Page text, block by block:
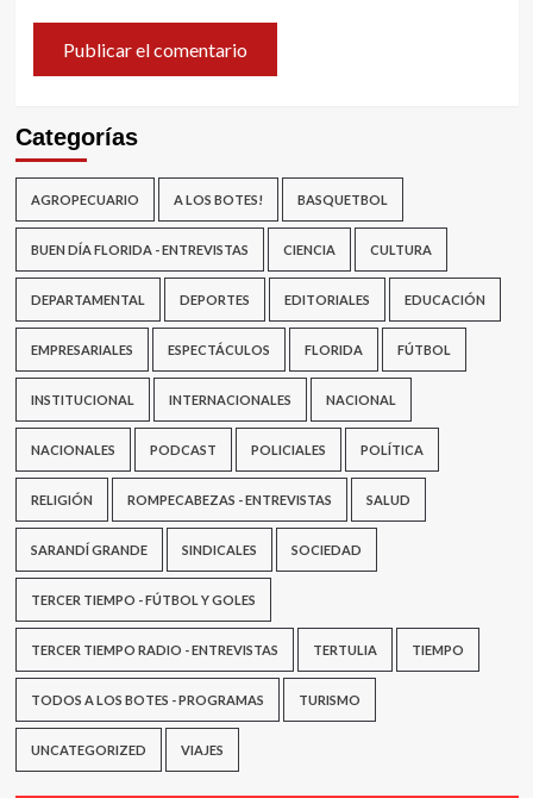
Categorías
AGROPECUARIO A LOS BOTES! BASQUETBOL
BUEN DÍA FLORIDA - ENTREVISTAS CIENCIA CULTURA
DEPARTAMENTAL DEPORTES EDITORIALES EDUCACIÓN
EMPRESARIALES ESPECTÁCULOS FLORIDA FÚTBOL
INSTITUCIONAL INTERNACIONALES NACIONAL
NACIONALES PODCAST POLICIALES POLÍTICA
RELIGIÓN ROMPECABEZAS - ENTREVISTAS SALUD
SARANDÍ GRANDE SINDICALES SOCIEDAD
TERCER TIEMPO - FÚTBOL Y GOLES
TERCER TIEMPO RADIO - ENTREVISTAS TERTULIA TIEMPO
TODOS A LOS BOTES - PROGRAMAS TURISMO
UNCATEGORIZED VIAJES